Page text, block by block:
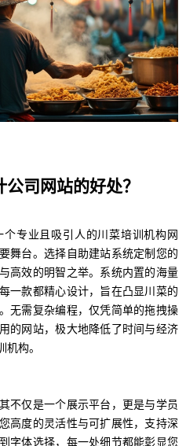
司网站的好处？
专业且吸引人的川菜培训机构网
舞台。选择自助建站系统定制您的
高效的明智之举。系统内置的海量
一款都精心设计，旨在凸显川菜的
无需复杂编程，仅凭简单的拖拽操
的网站，极大地降低了时间与经济
构。
不仅是一个展示平台，更是与学员
高度的灵活性与可扩展性，支持深
字体选择，每一处细节都能彰显您